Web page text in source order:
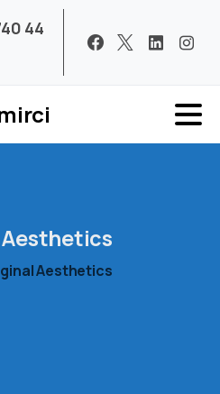
44
Aesthetics
Aesthetics